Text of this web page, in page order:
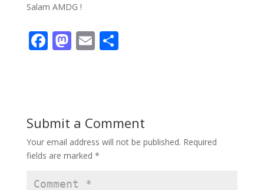
Salam AMDG !
F
o
o
k
M
o
n
E S
Submit a Comment
Your email address will not be published. Required
fields are marked *